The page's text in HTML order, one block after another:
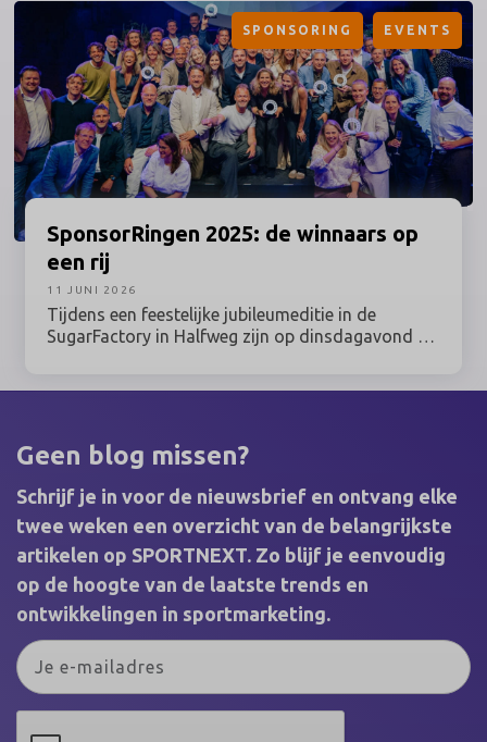
sportmomenten en de activaties daaromheen nog
vaak ontwikkeld vanuit een traditioneel beeld van
de sportfan. Heinz speelt daar deze zomer op in
en zet vrouwelijke sportfans centraal met The Big
Catch-Up: een Nederlandse campagne binnen de
Lost in Love-campagne, ontwikkeld in
samenwerking met women’s sports marketing
agency Branthlete.
SponsorRingen 2025: de winnaars op
een rij
Tijdens een feestelijke jubileumeditie in de
SugarFactory in Halfweg zijn op dinsdagavond 9
voor de uitreiking van de belangrijkste vakprijzen
binnen het Nederlandse sponsorvakgebied.
SPONSORING EVENTS
11 JUNI 2026
Geen blog missen?
Schrijf je in voor de nieuwsbrief en ontvang elke
twee weken een overzicht van de belangrijkste
artikelen op SPORTNEXT. Zo blijf je eenvoudig
op de hoogte van de laatste trends en
ontwikkelingen in sportmarketing.